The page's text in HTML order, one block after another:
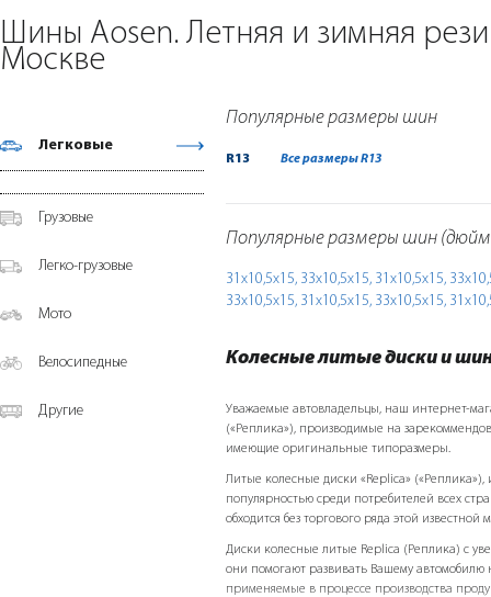
Шины Aosen. Летняя и зимняя
Москве
Легковые
Грузовые
Легко-грузовые
Мото
Велосипедные
Другие
Популярные размеры шин
R13 Все размеры R13
Популярные размеры шин
31х10,5х15, 33х10,5х15, 31х10,5х15,
33х10,5х15, 31х10,5х15, 33х10,5х15,
Колесные литые диски и
Уважаемые автовладельцы, наш интернет-
(«Реплика»), производимые на
имеющие оригинальные типоразмеры.
Литые колесные диски «Replicа»
популярностью среди потребителей всех
обходится без торгового ряда этой известной
Диски колесные литые Replicа (Реплика) с
они помогают развивать Вашему автомобилю
применяемые в процессе производства